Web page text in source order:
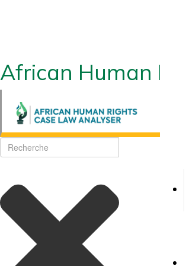
African Human